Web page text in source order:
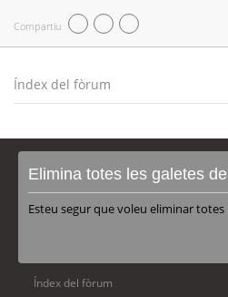
Compartiu
Índex del fòrum
Elimina totes les galetes
Esteu segur que voleu eliminar
Índex del fòrum